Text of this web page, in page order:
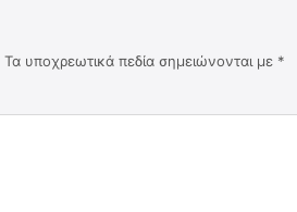
Τα υποχρεωτικά πεδία σημειώνονται με *